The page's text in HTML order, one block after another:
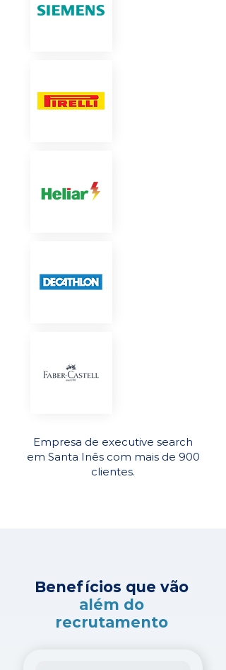
Empresa de executive search
em Santa Inês com mais de 900
clientes.
Benefícios que vão
além do
recrutamento